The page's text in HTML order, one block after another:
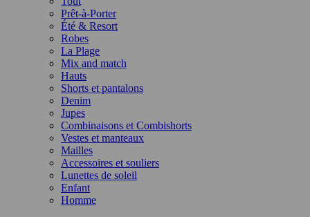
Prêt-à-Porter
Été & Resort
Robes
La Plage
Mix and match
Hauts
Shorts et pantalons
Denim
Jupes
Combinaisons et Combishorts
Vestes et manteaux
Mailles
Accessoires et souliers
Lunettes de soleil
Enfant
Homme